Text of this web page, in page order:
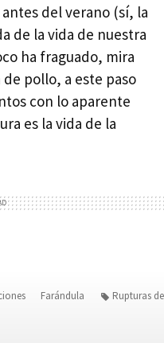
del verano (sí, la
de la vida de nuestra
ha fraguado, mira
pollo, a este paso
con lo aparente
es la vida de la
Farándula Rupturas